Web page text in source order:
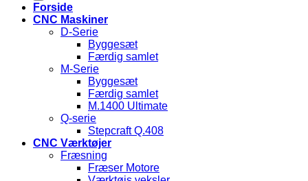
Forside
CNC Maskiner
D-Serie
Byggesæt
Færdig samlet
M-Serie
Byggesæt
Færdig samlet
M.1400 Ultimate
Q-serie
Stepcraft Q.408
CNC Værktøjer
Fræsning
Fræser Motore